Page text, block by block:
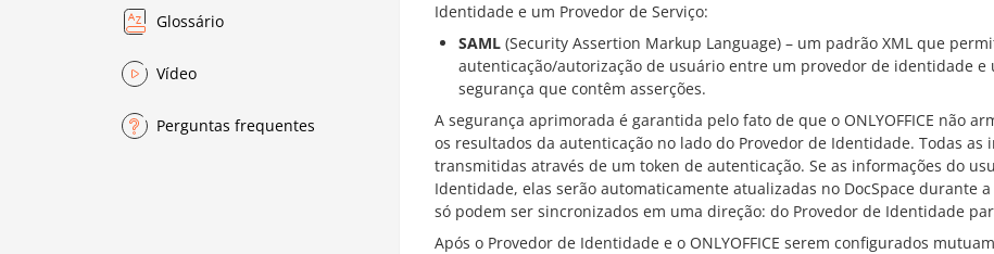
Glossário
Vídeo
Perguntas frequentes
Identidade e um Provedor de Serviço:
SAML (Security Assertion Markup Language) – um padrão XML que
autenticação/autorização de usuário entre um provedor de identidade
segurança que contêm asserções.
A segurança aprimorada é garantida pelo fato de que o ONLYOFFICE não
os resultados da autenticação no lado do Provedor de Identidade. Todas as
transmitidas através de um token de autenticação. Se as informações do
Identidade, elas serão automaticamente atualizadas no DocSpace durante
só podem ser sincronizados em uma direção: do Provedor de Identidade
Após o Provedor de Identidade e o ONLYOFFICE serem configurados